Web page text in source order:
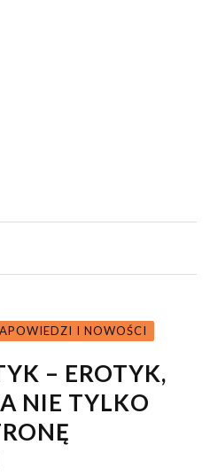
I NOWOŚCI
– EROTYK,
NIE TYLKO